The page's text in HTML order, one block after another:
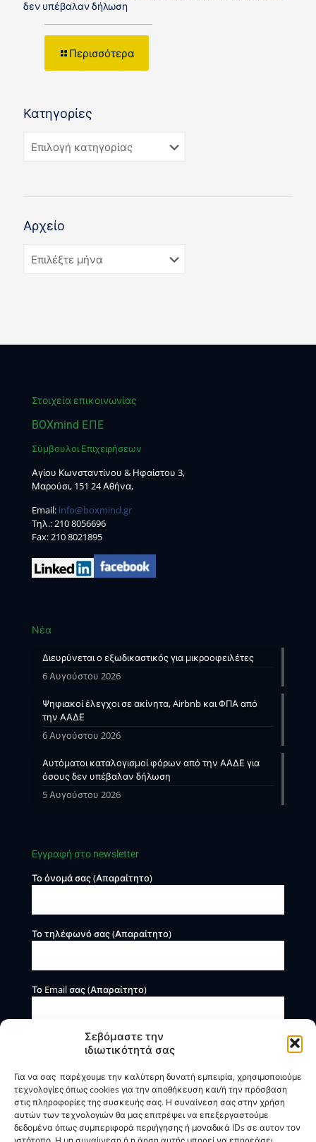
Σεβόμαστε την
ιδιωτικότητά σας
Για να σας παρέχουμε την καλύτερη δυνατή εμπειρία, χρησιμοποιούμε
τεχνολογίες όπως cookies για την αποθήκευση και/ή την πρόσβαση
στις πληροφορίες της συσκευής σας. Η συναίνεση σας στην χρήση
αυτών των τεχνολογιών θα μας επιτρέψει να επεξεργαστούμε
δεδομένα όπως συμπεριφορά περιήγησης ή μοναδικά IDs σε αυτον τον
δεν υπέβαλαν δήλωση
Περισσότερα
Κατηγορίες
Αρχείο
Στοιχεία επικοινωνίας
BOXmind ΕΠΕ
Σύμβουλοι Επιχειρήσεων
Αγίου Κωνσταντίνου & Ηφαίστου 3,
Μαρούσι, 151 24 Αθήνα,
Email: info@boxmind.gr
Tηλ.:210 8056696
Fax: 210 8021895
Νέα
Διευρύνεται ο εξωδικαστικός για μικροοφειλέτες
6 Αυγούστου 2026
Ψηφιακοί έλεγχοι σε ακίνητα, Airbnb και ΦΠΑ από
την ΑΑΔΕ
6 Αυγούστου 2026
Αυτόματοι καταλογισμοί φόρων από την ΑΑΔΕ για
όσους δεν υπέβαλαν δήλωση
5 Αυγούστου 2026
Εγγραφή στο newsletter
Το όνομά σας (Απαραίτητο)
Το τηλέφωνό σας (Απαραίτητο)
Το Email σας (Απαραίτητο)
Η BOXmind παρέχει πληροφοριακές και συμβουλευτικές
υπηρεσίες. Δεν προσφέρει υπηρεσίες ρύθμισης ή